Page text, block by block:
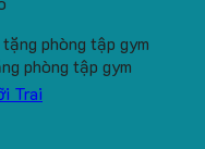
Trai
phòng tập gym